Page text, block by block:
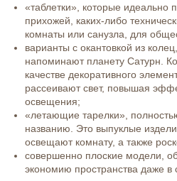
«таблетки», которые идеально
прихожей, каких-либо
комнаты или санузла, для
варианты с окантовкой из
напоминают планету Сатурн.
качестве декоративного
рассеивают свет, повышая
освещения;
«летающие тарелки»,
названию. Это выпуклые
освещают комнату, а также
совершенно плоские модели,
экономию пространства даже